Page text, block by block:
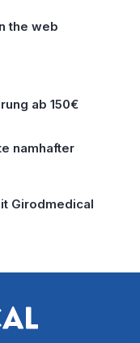
the web
ab 150€
namhafter
Girodmedical